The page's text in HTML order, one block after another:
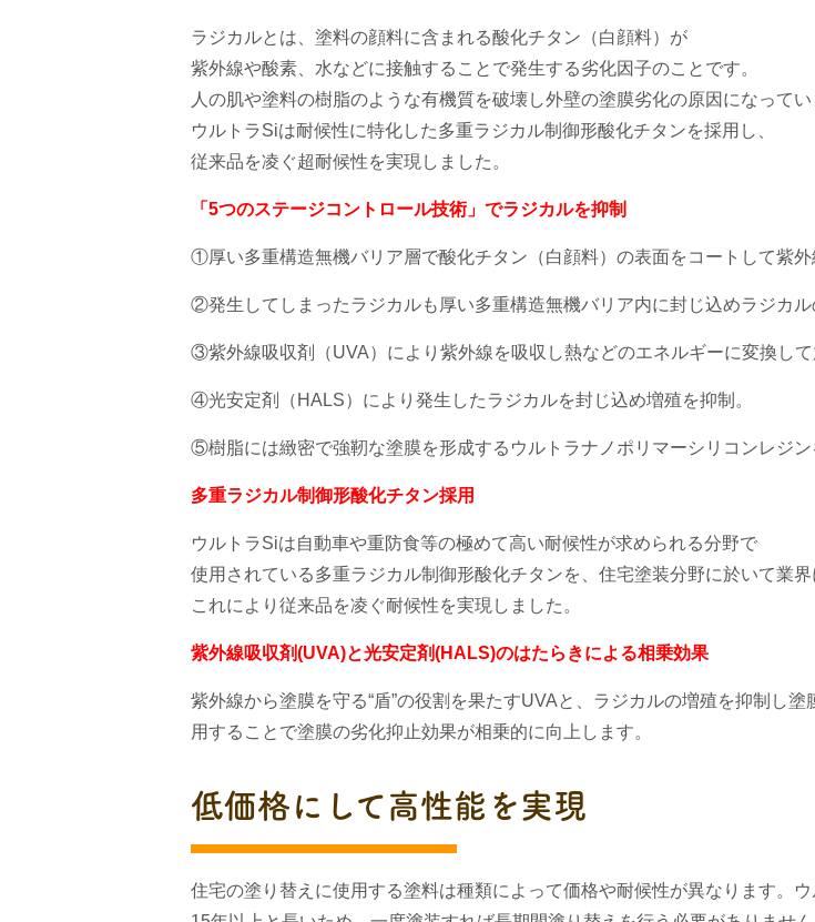
ラジカルとは、塗料の顔料に含まれる酸化チタン（白顔料）が
紫外線や酸素、水などに接触することで発生する劣化因子のことです。
人の肌や塗料の樹脂のような有機質を破壊し外壁の塗膜劣化の原因になってい
ウルトラSiは耐候性に特化した多重ラジカル制御形酸化チタンを採用し、
従来品を凌ぐ超耐候性を実現しました。
「5つのステージコントロール技術」でラジカルを抑制
①厚い多重構造無機バリア層で酸化チタン（白顔料）の表面をコートして紫外
②発生してしまったラジカルも厚い多重構造無機バリア内に封じ込めラジカル
③紫外線吸収剤（UVA）により紫外線を吸収し熱などのエネルギーに変換して
④光安定剤（HALS）により発生したラジカルを封じ込め増殖を抑制。
⑤樹脂には緻密で強靭な塗膜を形成するウルトラナノポリマーシリコンレジン
多重ラジカル制御形酸化チタン採用
ウルトラSiは自動車や重防食等の極めて高い耐候性が求められる分野で
使用されている多重ラジカル制御形酸化チタンを、住宅塗装分野に於いて業界
これにより従来品を凌ぐ耐候性を実現しました。
紫外線吸収剤(UVA)と光安定剤(HALS)のはたらきによる相乗効果
紫外線から塗膜を守る“盾”の役割を果たすUVAと、ラジカルの増殖を抑制し
用することで塗膜の劣化抑止効果が相乗的に向上します。
低価格にして高性能を実現
住宅の塗り替えに使用する塗料は種類によって価格や耐候性が異なります。